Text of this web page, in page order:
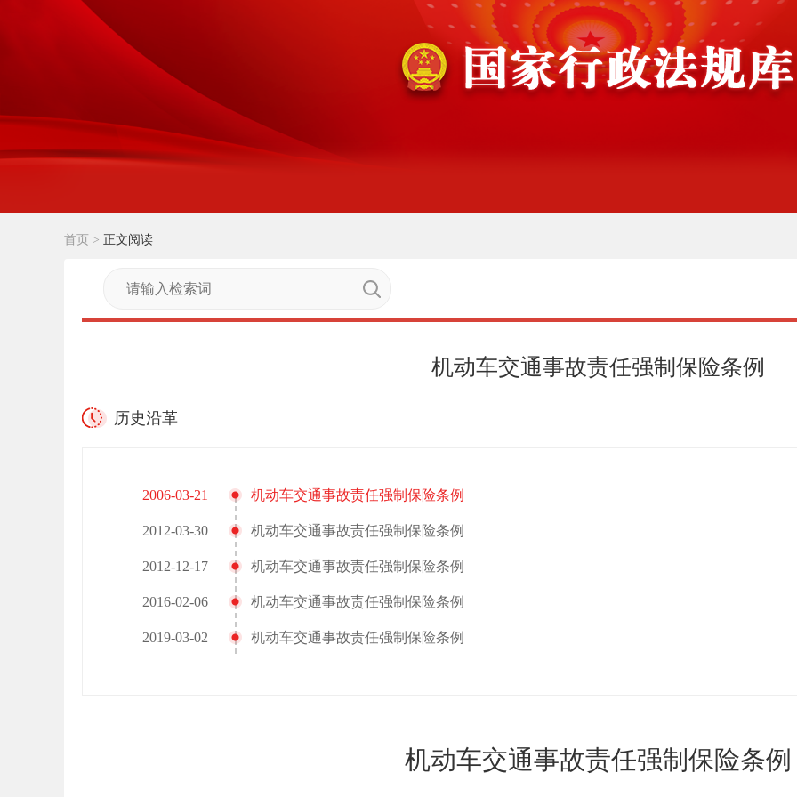
首页 > 正文阅读
机动车交通事故责任强制保险条例
历史沿革
2006-03-21
2012-03-30
2012-12-17
2016-02-06
2019-03-02
机动车交通事故责任强制保险条例
机动车交通事故责任强制保险条例
机动车交通事故责任强制保险条例
机动车交通事故责任强制保险条例
机动车交通事故责任强制保险条例
机动车交通事故责任强制保险条例